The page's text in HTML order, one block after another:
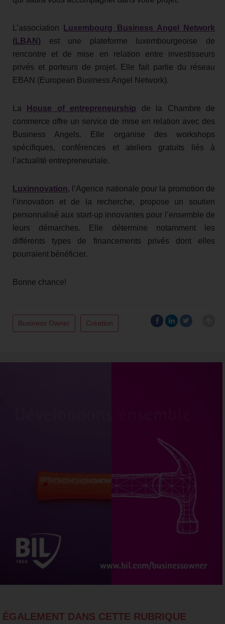
L’association
Luxembourg Business Angel Network
(LBAN) est une plateforme luxembourgeoise de
rencontre et de mise en relation entre investisseurs
privés et porteurs de projet. Elle fait partie du réseau
EBAN (European Business Angel Network).
La House of entrepreneurship de la Chambre de
commerce offre un service de mise en relation avec des
Business Angels. Elle organise des workshops
spécifiques, conférences et ateliers gratuits liés à
l’actualité entrepreneuriale.
Luxinnovation, l’Agence nationale pour la promotion de
l’innovation et de la recherche, propose un soutien
personnalisé aux start-up innovantes pour l’ensemble de
leurs démarches. Elle détermine notamment les
différents types de financements privés dont elles
pourraient bénéficier.
Bonne chance!
Business Owner Création
ÉGALEMENT DANS CETTE RUBRIQUE